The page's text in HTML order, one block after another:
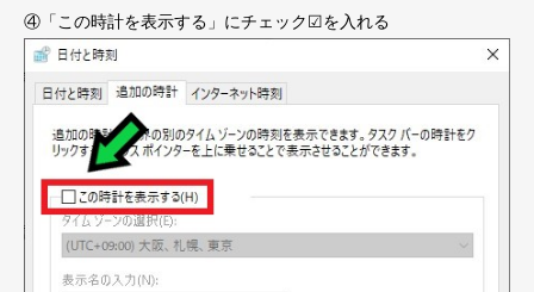
④「この時計を表示する」にチェック☑を入れる